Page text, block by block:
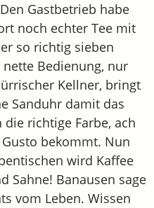
Gastbetrieb habe
noch echter Tee mit
so richtig sieben
Bedienung, nur
Kellner, bringt
Sanduhr damit das
die richtige Farbe, ach
bekommt. Nun
wird Kaffee
Sahne! Banausen sage
vom Leben. Wissen